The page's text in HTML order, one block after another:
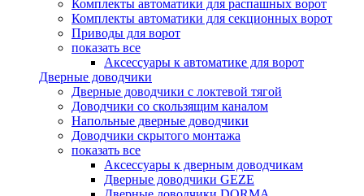
Комплекты автоматики для распашных ворот
Комплекты автоматики для секционных ворот
Приводы для ворот
показать все
Аксессуары к автоматике для ворот
Дверные доводчики
Дверные доводчики с локтевой тягой
Доводчики со скользящим каналом
Напольные дверные доводчики
Доводчики скрытого монтажа
показать все
Аксессуары к дверным доводчикам
Дверные доводчики GEZE